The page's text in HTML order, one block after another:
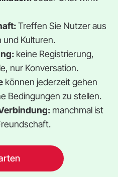
Treffen Sie Nutzer aus
und Kulturen.
keine Registrierung,
nur Konversation.
können jederzeit gehen
Bedingungen zu stellen.
manchmal ist